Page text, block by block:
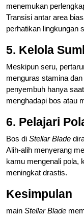
menemukan
Transisi antar area
perhatikan lingkungan
5. Kelola
Meskipun seru,
menguras stamina
penyembuh hanya
menghadapi bos atau
6. Pelajari
Bos di Stellar Blade
Alih-alih menyerang
kamu mengenali pola,
meningkat drastis.
Kesimpulan
main Stellar Blade